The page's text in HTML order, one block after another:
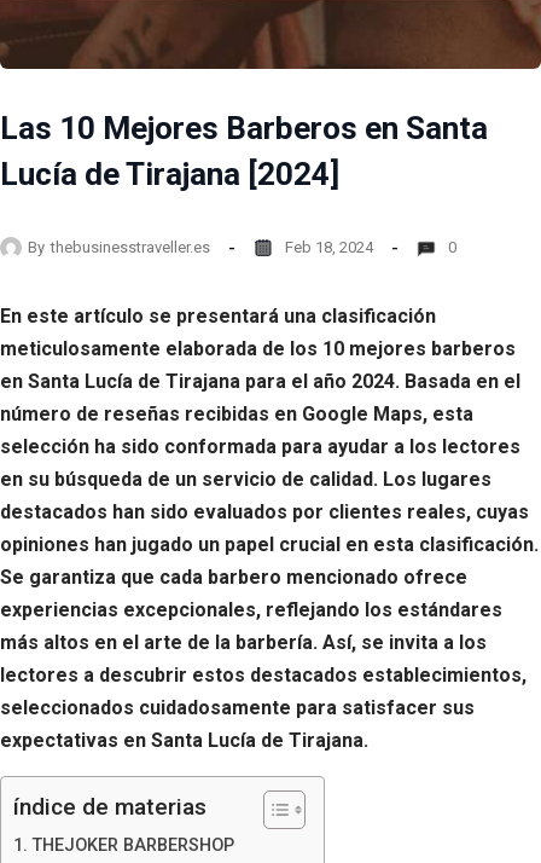
Las 10 Mejores Barberos en Santa
Lucía de Tirajana [2024]
By thebusinesstraveller.es Feb 18, 2024 0
En este artículo se presentará una clasificación
meticulosamente elaborada de los 10 mejores barberos
en Santa Lucía de Tirajana para el año 2024. Basada en el
número de reseñas recibidas en Google Maps, esta
selección ha sido conformada para ayudar a los lectores
en su búsqueda de un servicio de calidad. Los lugares
destacados han sido evaluados por clientes reales, cuyas
opiniones han jugado un papel crucial en esta clasificación.
Se garantiza que cada barbero mencionado ofrece
experiencias excepcionales, reflejando los estándares
más altos en el arte de la barbería. Así, se invita a los
lectores a descubrir estos destacados establecimientos,
seleccionados cuidadosamente para satisfacer sus
expectativas en Santa Lucía de Tirajana.
índice de materias
THEJOKER BARBERSHOP